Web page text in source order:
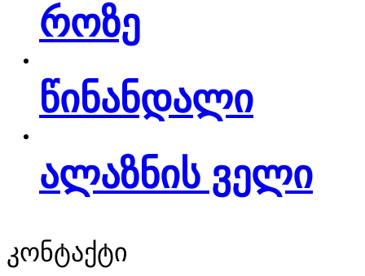
როზე
წინანდალი
ალაზნის ველი
კონტაქტი